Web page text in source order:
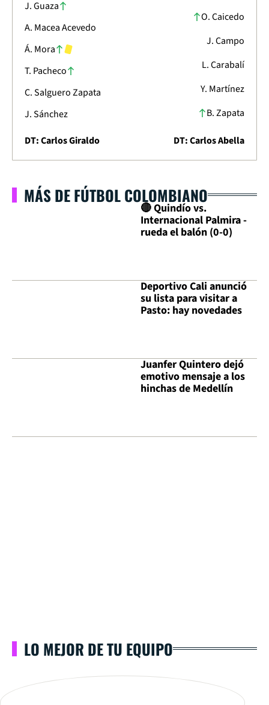
J. Guaza
A. Macea Acevedo
Á. Mora
T. Pacheco
C. Salguero Zapata
J. Sánchez
O. Caicedo
J. Campo
L. Carabalí
Y. Martínez
B. Zapata
DT: Carlos Giraldo DT: Carlos Abella
MÁS DE FÚTBOL COLOMBIANO
🔴 Quindío vs.
Internacional Palmira -
rueda el balón (0-0)
Deportivo Cali anunció
su lista para visitar a
Pasto: hay novedades
Juanfer Quintero dejó
emotivo mensaje a los
hinchas de Medellín
LO MEJOR DE TU EQUIPO